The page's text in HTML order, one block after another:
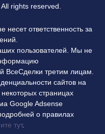
rights reserved.
ответственность за
пользователей. Мы не
ВсеСделки третим лицам.
сайтов на
страницах
Google Adsense
о правилах
тут.